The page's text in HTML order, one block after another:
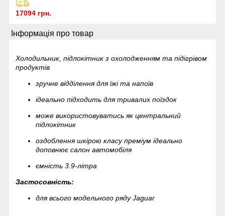
17094 грн.
Інформація про товар
Холодильник, підлокітник з охолодженням та підігрівом
продуктів
зручне відділення для їжі та напоїв
ідеально підходить для тривалих поїздок
може використовуватись як центральний
підлокітник
оздоблення шкірою класу преміум ідеально
доповнює салон автомобіля
ємність 3.9-літра
Застосовність:
для всього модельного ряду Jaguar